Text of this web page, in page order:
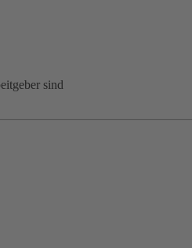
sind